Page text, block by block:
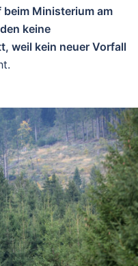
Ministerium am
keine
weil kein neuer Vorfall